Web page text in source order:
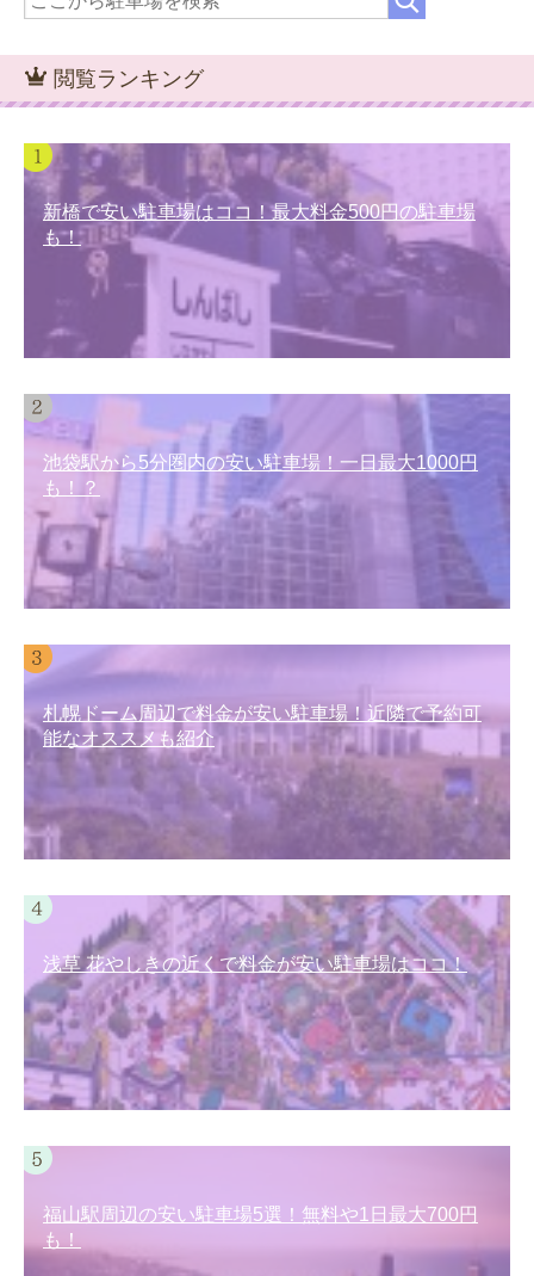
閲覧ランキング
新橋で安い駐車場はココ！最大料金500円の駐車場
も！
池袋駅から5分圏内の安い駐車場！一日最大1000円
も！？
札幌ドーム周辺で料金が安い駐車場！近隣で予約可
能なオススメも紹介
浅草 花やしきの近くで料金が安い駐車場はココ！
福山駅周辺の安い駐車場5選！無料や1日最大700円
も！